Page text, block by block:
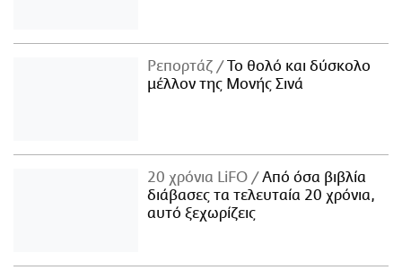
Ρεπορτάζ
Το θολό και δύσκολο
μέλλον της Μονής Σινά
20 χρόνια LiFO
Από όσα βιβλία
διάβασες τα τελευταία 20 χρόνια,
αυτό ξεχωρίζεις